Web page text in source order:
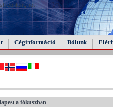
content, not
Céginformáció Rólunk
a fókuszban